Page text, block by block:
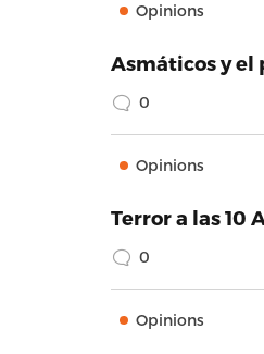
Opinions
Asmáticos y el
0
Opinions
Terror a las 10
0
Opinions